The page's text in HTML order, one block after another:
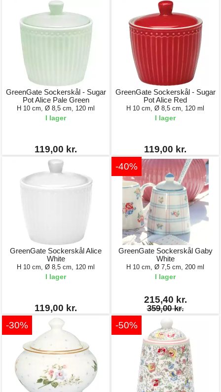
GreenGate Sockerskål - Sugar
Pot Alice Pale Green
H 10 cm, Ø 8,5 cm, 120 ml
I lager
119,00 kr.
GreenGate Sockerskål - Sugar
Pot Alice Red
H 10 cm, Ø 8,5 cm, 120 ml
I lager
119,00 kr.
GreenGate Sockerskål Alice
White
H 10 cm, Ø 8,5 cm, 120 ml
I lager
119,00 kr.
-40%
GreenGate Sockerskål Gaby
White
H 10 cm, Ø 7,5 cm, 200 ml
I lager
215,40 kr.
359,00 kr.
-30% -50%